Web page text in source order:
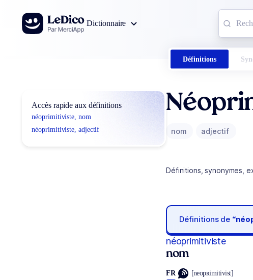
Aller au contenu
Dictionnaire
Définitions
Accès rapide aux définitions
néoprimitiviste, nom
néoprimitiviste, adjectif
nom adjectif
Définitions, synonymes,
Définitions de
néoprimitiviste
nom
FR [neopʀimitivist]